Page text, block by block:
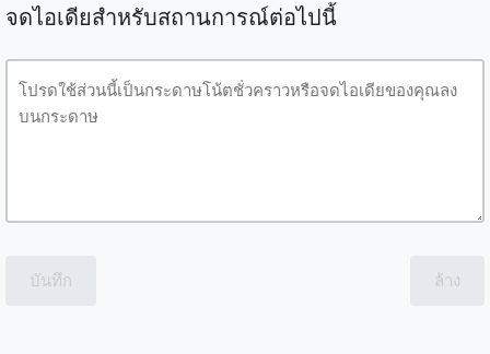
จดไอเดียสำหรับสถานการณ์ต่อไปนี้
บันทึก ล้าง